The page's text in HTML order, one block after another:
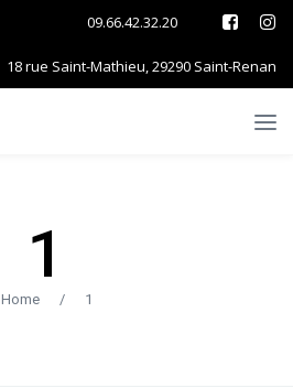
09.66.42.32.20
18 rue Saint-Mathieu, 29290 Saint-Renan
1
Home / 1